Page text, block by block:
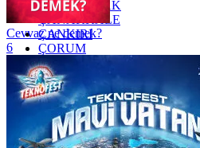
ZONGULDAK
ÇANAKKALE
ÇANKIRI
ÇORUM
İSTANBUL
İZMİR
ŞANLIURFA
ŞIRNAK
Cevvaz ne demek?
6